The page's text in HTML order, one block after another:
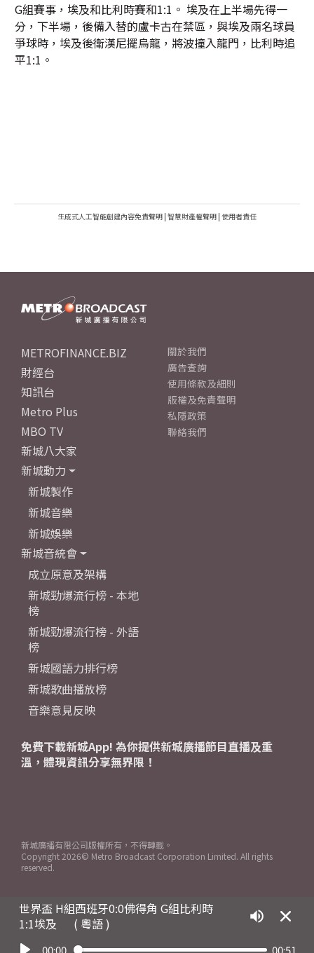
G組賽事，埃及和比利時賽和1:1。 埃及在上半場先得一
分，下半場，後備入替的盧卡古在禁區，與埃及兩名球員
爭球時，埃及後衛漢尼擺烏龍，將波撞入龍門，比利時追
平1:1。
生成式人工智能創建內容免責聲明 | 智慧財產權聲明 | 使用者責任
世界盃 H組西班牙0:0佛得角 G組比利時
1:1埃及
( 粵語 )
00:00 00:51
METROFINANCE.BIZ
財經台
知訊台
Metro Plus
MBO TV
新城八大家
新城動力
新城製作
新城音樂
新城娛樂
新城音統會
成立原意及架構
新城勁爆流行榜 - 本地
榜
新城勁爆流行榜 - 外語
榜
新城國語力排行榜
新城歌曲播放榜
音樂意見反映
關於我們
廣告查詢
使用條款及細則
版權及免責聲明
私隱政策
聯絡我們
免費下載新城App! 為你提供新城廣播節目直播及重
溫，體現資訊分享無界限！
新城廣播有限公司版權所有，不得轉載。
Copyright 2026© Metro Broadcast Corporation Limited. All rights
reserved.